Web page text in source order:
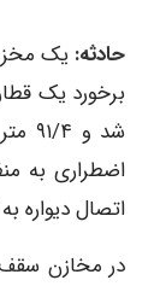
حادثه:
برخورد یک
شد
اضطراری به
اتصال
در مخازن